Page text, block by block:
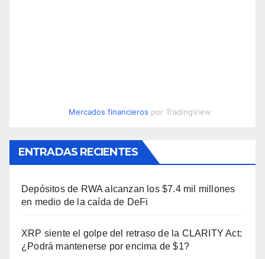
Mercados financieros por TradingView
ENTRADAS RECIENTES
Depósitos de RWA alcanzan los $7.4 mil millones
en medio de la caída de DeFi
XRP siente el golpe del retraso de la CLARITY Act:
¿Podrá mantenerse por encima de $1?